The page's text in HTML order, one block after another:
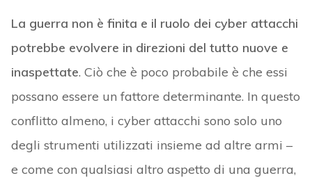
La guerra non è finita e il ruolo dei cyber attacchi
potrebbe evolvere in direzioni del tutto nuove e
inaspettate. Ciò che è poco probabile è che essi
possano essere un fattore determinante. In questo
conflitto almeno, i cyber attacchi sono solo uno
degli strumenti utilizzati insieme ad altre armi –
e come con qualsiasi altro aspetto di una guerra,